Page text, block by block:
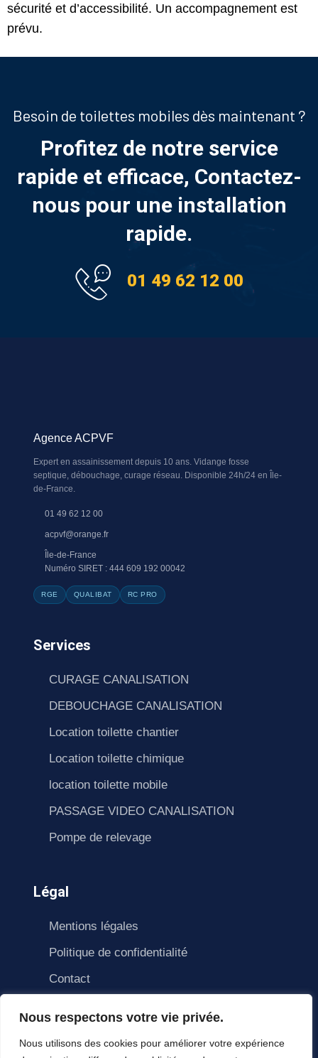
Nous respectons votre vie privée.
Nous utilisons des cookies pour améliorer votre expérience
sécurité et d’accessibilité. Un accompagnement est
prévu.
Besoin de toilettes mobiles dès maintenant ?
Profitez de notre service
rapide et efficace, Contactez-
nous pour une installation
rapide.
01 49 62 12 00
Agence ACPVF
Expert en assainissement depuis 10 ans. Vidange fosse
septique, débouchage, curage réseau. Disponible 24h/24 en Île-
de-France.
01 49 62 12 00
acpvf@orange.fr
Île-de-France
Numéro SIRET : 444 609 192 00042
RGE QUALIBAT RC PRO
Services
CURAGE CANALISATION
DEBOUCHAGE CANALISATION
Location toilette chantier
Location toilette chimique
location toilette mobile
PASSAGE VIDEO CANALISATION
Pompe de relevage
Légal
Mentions légales
Politique de confidentialité
Contact